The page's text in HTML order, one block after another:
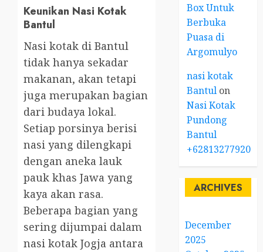
Keunikan Nasi Kotak
Bantul
Nasi kotak di Bantul
tidak hanya sekadar
makanan, akan tetapi
juga merupakan bagian
dari budaya lokal.
Setiap porsinya berisi
nasi yang dilengkapi
dengan aneka lauk
pauk khas Jawa yang
kaya akan rasa.
Beberapa bagian yang
sering dijumpai dalam
nasi kotak Jogja antara
Box Untuk
Berbuka
Puasa di
Argomulyo
nasi kotak
Bantul on
Nasi Kotak
Pundong
Bantul
+6281327792084
ARCHIVES
December
2025